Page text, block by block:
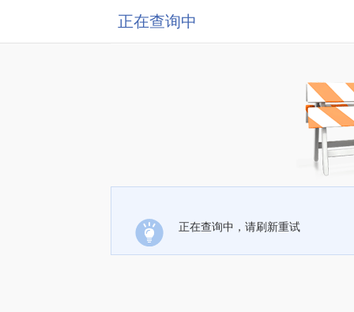
正在查询中
正在查询中，请刷新重试